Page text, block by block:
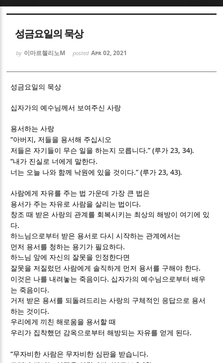
성금요일의 묵상
by 이마르첼리노M posted Apr 02, 2021
성금요일의 묵상
십자가의 예수님께서 보여주신 사랑
용서하는 사랑
“아버지 , 저들을 용서해 주십시오
저들은 자기들이 무슨 일을 하는지 모릅니다.” (루가 23, 34).
“내가 진실로 너에게 말한다.
너는 오늘 나와 함께 낙원에 있을 것이다.” (루가 23, 43).
사람에게 자유를 주는 법 가운데 가장 큰 법은
용서가 주는 자유로 사람을 살리는 법이다.
창조 때 받은 사랑의 관계를 회복시키는 최상의 해방이 여기에 있
다.
하느님으로부터 받은 용서로 다시 시작하는 관계에서는
먼저 용서를 청하는 용기가 필요하다.
하느님 앞에 자신의 잘못을 인정한다면
잘못을 저질렀던 사람에게 솔직하게 먼저 용서를 구해야 한다.
이것은 나를 내려놓는 죽음이다. 십자가의 예수님으로부터 배우
는 죽음이다.
거저 받은 용서를 되돌려드리는 사랑의 구체적인 응답으로 용서
하는 것이다.
우리에게 끼친 해로움을 용서할 때
우리가 집착했던 감옥으로부터 해방되는 자유를 얻게 된다.
“무자비한 사람은 무자비한 심판을 받습니다.
Sketchbook5, 스케치북5
Sketchbook5, 스케치북5
Sketchbook5, 스케치북5
Sketchbook5, 스케치북5